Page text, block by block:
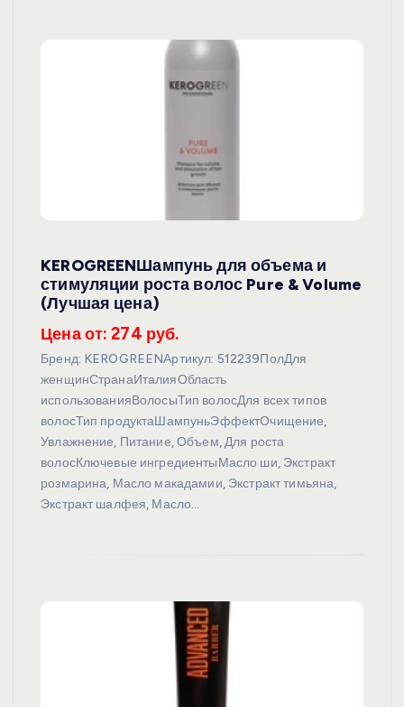
KEROGREENШампунь для объема и
стимуляции роста волос Pure & Volume
(Лучшая цена)
Цена от: 274 руб.
Бренд: KEROGREENАртикул: 512239ПолДля
женщинСтранаИталияОбласть
использованияВолосыТип волосДля всех типов
волосТип продуктаШампуньЭффектОчищение,
Увлажнение, Питание, Объем, Для роста
волосКлючевые ингредиентыМасло ши, Экстракт
розмарина, Масло макадамии, Экстракт тимьяна,
Экстракт шалфея, Масло…